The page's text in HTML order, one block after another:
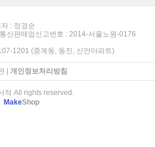
: 정경순
신판매업신고번호 : 2014-서울노원-0176
1201 (중계동, 동진, 신안아파트)
| 개인정보처리방침
적 All rights reserved.
MakeShop